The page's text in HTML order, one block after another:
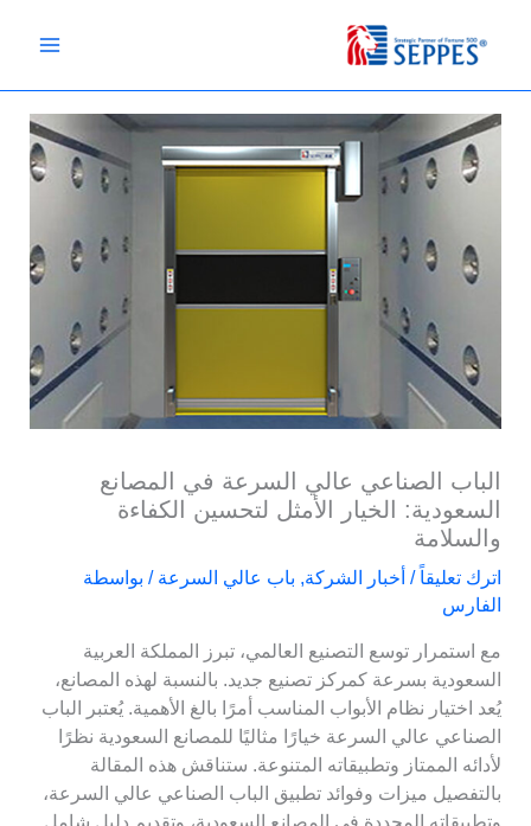
المحتوى
الباب الصناعي عالي السرعة في المصانع
السعودية: الخيار الأمثل لتحسين الكفاءة
والسلامة
اترك تعليقاً / أخبار الشركة, باب عالي السرعة / بواسطة
الفارس
مع استمرار توسع التصنيع العالمي، تبرز المملكة العربية
السعودية بسرعة كمركز تصنيع جديد. بالنسبة لهذه المصانع،
يُعد اختيار نظام الأبواب المناسب أمرًا بالغ الأهمية. يُعتبر الباب
الصناعي عالي السرعة خيارًا مثاليًا للمصانع السعودية نظرًا
لأدائه الممتاز وتطبيقاته المتنوعة. ستناقش هذه المقالة
بالتفصيل ميزات وفوائد تطبيق الباب الصناعي عالي السرعة،
وتطبيقاته المحددة في المصانع السعودية، وتقديم دليل شامل